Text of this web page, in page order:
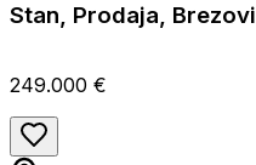
Stan, Prodaja,
249.000 €